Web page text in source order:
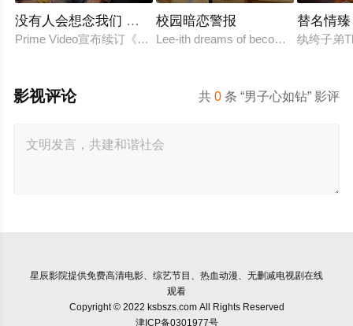
没有人会想念我们 第二季
Prime Video宣布续订《没有人会想念我们》第二季。
校园暗恋警报
Lee-ith dreams of becoming a cool
替名情臻
纨绔子弟
共0 条 “男子心如钻” 影评
影视评论
星辰影院提供免费高清电影、综艺节目、热血动漫、无删减电视剧在线
观看
Copyright © 2022 ksbszs.com All Rights Reserved
津ICP备0301977号